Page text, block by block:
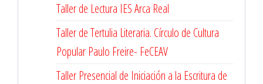
Taller de Lectura IES Arca Real
Taller de Tertulia Literaria. Círculo de Cultura
Popular Paulo Freire- FeCEAV
Taller Presencial de Iniciación a la Escritura de